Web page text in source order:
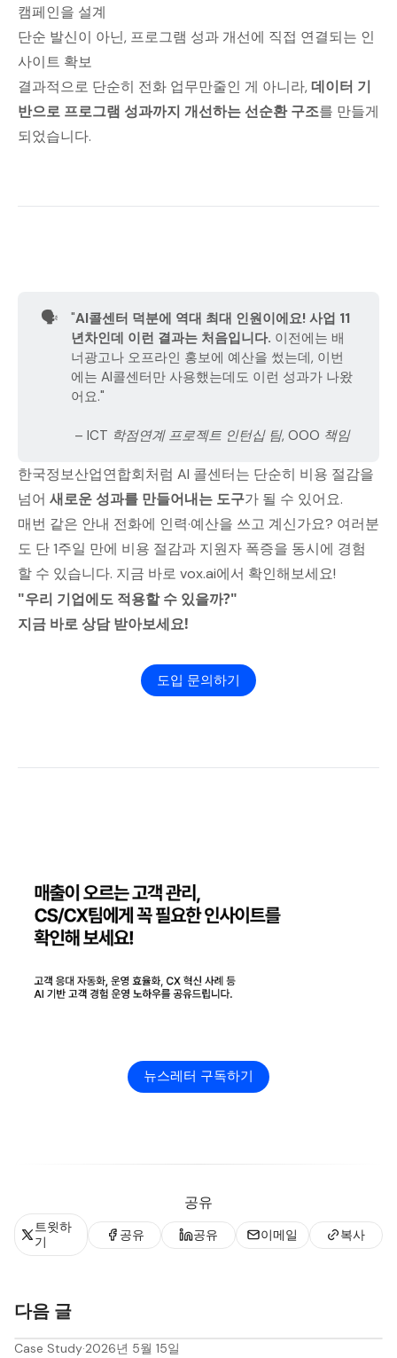
캠페인을 설계
단순 발신이 아닌, 프로그램 성과 개선에 직접 연결되는 인
사이트 확보
결과적으로 단순히 전화 업무만줄인 게 아니라,데이터 기
반으로 프로그램 성과까지 개선하는 선순환 구조를 만들게
되었습니다.
🗣️ "AI콜센터 덕분에 역대 최대 인원이에요! 사업 11
년차인데 이런 결과는 처음입니다. 이전에는 배
너광고나 오프라인 홍보에 예산을 썼는데, 이번
에는 AI콜센터만 사용했는데도 이런 성과가 나왔
어요."
– ICT 학점연계 프로젝트 인턴십 팀, OOO 책임
한국정보산업연합회처럼 AI 콜센터는 단순히 비용 절감을
넘어 새로운 성과를 만들어내는 도구가 될 수 있어요.
매번 같은 안내 전화에 인력·예산을 쓰고 계신가요? 여러분
도 단 1주일 만에 비용 절감과 지원자 폭증을 동시에 경험
할 수 있습니다. 지금 바로 vox.ai에서 확인해보세요!
"우리 기업에도 적용할 수 있을까?"
지금 바로 상담 받아보세요!
도입 문의하기
뉴스레터 구독하기
공유
트윗하
기
공유 공유 이메일 복사
다음 글
Case Study·2026년 5월 15일